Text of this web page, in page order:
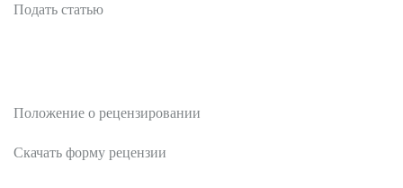
Подать статью
Положение о рецензировании
Скачать форму рецензии